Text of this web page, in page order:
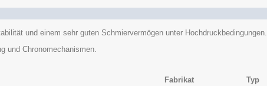
und einem sehr guten Schmiervermögen unter Hochdruckbedingungen.
und Chronomechanismen.
Fabrikat Typ